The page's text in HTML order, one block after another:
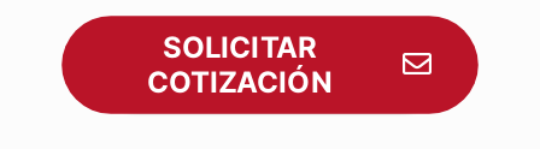
SOLICITAR
COTIZACIÓN